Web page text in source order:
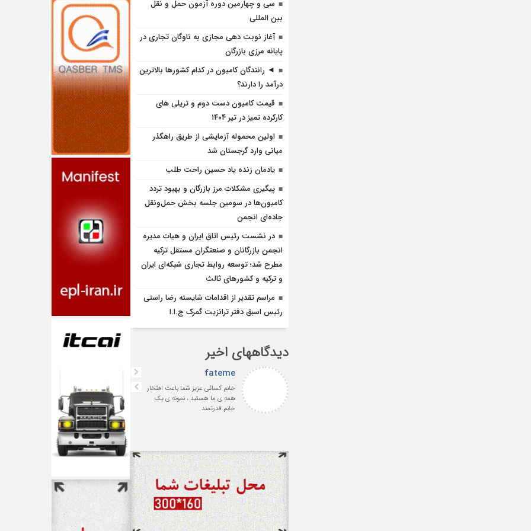
سی و چهارمین دوره آزمون حمل و نقل
بین المللی
آغاز نوبت دهی مجازی به ناوگان تجاری در
پایانه مرزی بازرگان
◄ رانندگان کامیون در کدام کشورها بالاترین
درآمد را دارند؟
قیمت کامیون دست دوم و تریلی‌ های
کارکرده تمیز در تیر ۱۴۰۴
اولین محموله آزمایشی از طریق راهگذر
میانی وارد گرجستان شد
یادمان زنده یاد حسین راحت طلب
پیگیری مشکلات مرز بازرگان و بهبود تردد
کامیون‌ها در سومین جلسه بخش حمل‌ونقل
جاده‌ای انجمن
در نشست رئیس اتاق ایران و هیات مدیره
انجمن بازرگانان و صنعتگران مستقل ترکیه
مطرح شد؛ توسعه روابط تجاری شبکه‌ای ایران
و ترکیه و کشورهای ثالث
مراسم تقدیر از اقدامات شایسته رضا راستی
رئیس اسبق دفتر ترانزیت گمرک ج.ا.ا
دیدگاههای اخیر
با سپاس فراوان از جناب آقای
سمساری‌لر پیشکسوت
رئیس اسبق انجمن صنفی
شرکت‌های حمل‌ونقل
ایران
fateme
خانم کسائی عزیز شما باعث افتخار
همه ی ما هستید ، نمونه ی یک
خانم قدرتمند